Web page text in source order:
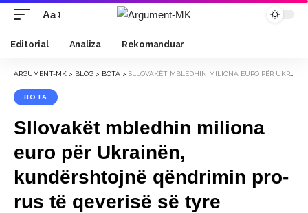
Font
Resizer
Aa
Editorial Analiza Rekomanduar
ARGUMENT-MK > BLOG > BOTA > SLLOVAKËT MBLEDHIN MILIONA EURO PËR UKRAINËN, KUNDËRSHTOJNË QËNDRIMIN PRO-RUS TË QEVERISË SË TYRE
BOTA
Sllovakët mbledhin miliona
euro për Ukrainën,
kundërshtojnë qëndrimin pro-
rus të qeverisë së tyre